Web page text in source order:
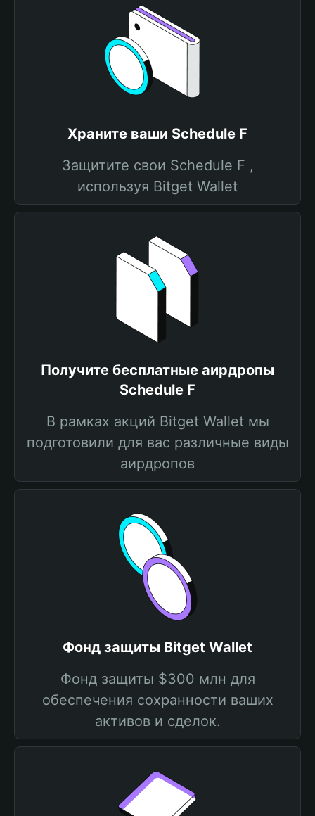
Храните ваши Schedule F
Защитите свои Schedule F ,
используя Bitget Wallet
Получите бесплатные аирдропы
Schedule F
В рамках акций Bitget Wallet мы
подготовили для вас различные виды
аирдропов
Фонд защиты Bitget Wallet
Фонд защиты $300 млн для
обеспечения сохранности ваших
активов и сделок.